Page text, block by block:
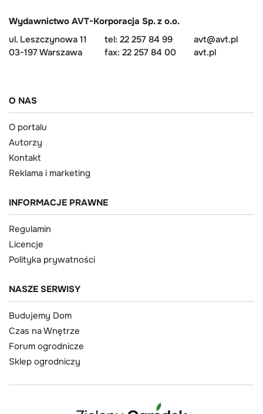
Wydawnictwo AVT-Korporacja Sp. z o.o.
ul. Leszczynowa 11
03-197 Warszawa
tel: 22 257 84 99
fax: 22 257 84 00
avt@avt.pl
avt.pl
O NAS
O portalu
Autorzy
Kontakt
Reklama i marketing
INFORMACJE PRAWNE
Regulamin
Licencje
Polityka prywatności
NASZE SERWISY
Budujemy Dom
Czas na Wnętrze
Forum ogrodnicze
Sklep ogrodniczy